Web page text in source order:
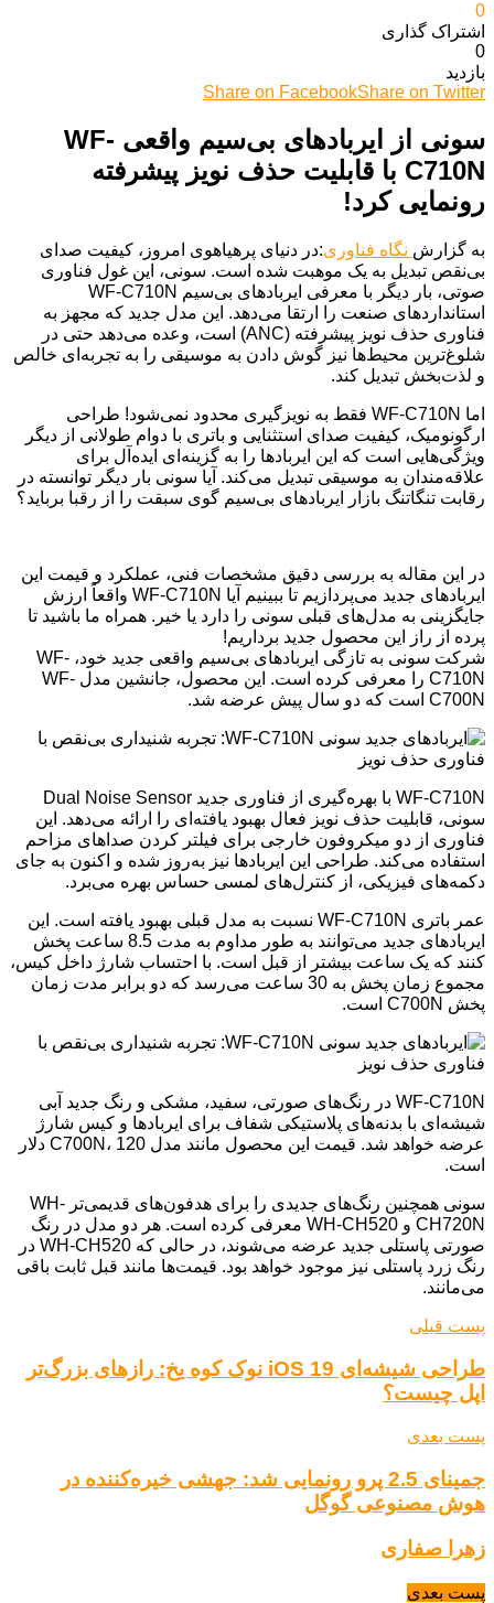
0
اشتراک گذاری‌
0
بازدید
Share on FacebookShare on Twitter
سونی از ایربادهای بی‌سیم واقعی WF-
C710N با قابلیت حذف نویز پیشرفته
رونمایی کرد!
به گزارش نگاه فناوری:در دنیای پرهیاهوی امروز، کیفیت صدای
بی‌نقص تبدیل به یک موهبت شده است. سونی، این غول فناوری
صوتی، بار دیگر با معرفی ایربادهای بی‌سیم WF-C710N
استانداردهای صنعت را ارتقا می‌دهد. این مدل جدید که مجهز به
فناوری حذف نویز پیشرفته (ANC) است، وعده می‌دهد حتی در
شلوغ‌ترین محیط‌ها نیز گوش دادن به موسیقی را به تجربه‌ای خالص
و لذت‌بخش تبدیل کند.
اما WF-C710N فقط به نویزگیری محدود نمی‌شود! طراحی
ارگونومیک، کیفیت صدای استثنایی و باتری با دوام طولانی از دیگر
ویژگی‌هایی است که این ایربادها را به گزینه‌ای ایده‌آل برای
علاقه‌مندان به موسیقی تبدیل می‌کند. آیا سونی بار دیگر توانسته در
رقابت تنگاتنگ بازار ایربادهای بی‌سیم گوی سبقت را از رقبا برباید؟
در این مقاله به بررسی دقیق مشخصات فنی، عملکرد و قیمت این
ایربادهای جدید می‌پردازیم تا ببینیم آیا WF-C710N واقعاً ارزش
جایگزینی به مدل‌های قبلی سونی را دارد یا خیر. همراه ما باشید تا
پرده از راز این محصول جدید برداریم!
شرکت سونی به تازگی ایربادهای بی‌سیم واقعی جدید خود، WF-
C710N را معرفی کرده است. این محصول، جانشین مدل WF-
C700N است که دو سال پیش عرضه شد.
WF-C710N با بهره‌گیری از فناوری جدید Dual Noise Sensor
سونی، قابلیت حذف نویز فعال بهبود یافته‌ای را ارائه می‌دهد. این
فناوری از دو میکروفون خارجی برای فیلتر کردن صداهای مزاحم
استفاده می‌کند. طراحی این ایربادها نیز به‌روز شده و اکنون به جای
دکمه‌های فیزیکی، از کنترل‌های لمسی حساس بهره می‌برد.
عمر باتری WF-C710N نسبت به مدل قبلی بهبود یافته است. این
ایربادهای جدید می‌توانند به طور مداوم به مدت 8.5 ساعت پخش
کنند که یک ساعت بیشتر از قبل است. با احتساب شارژ داخل کیس،
مجموع زمان پخش به 30 ساعت می‌رسد که دو برابر مدت زمان
پخش C700N است.
WF-C710N در رنگ‌های صورتی، سفید، مشکی و رنگ جدید آبی
شیشه‌ای با بدنه‌های پلاستیکی شفاف برای ایربادها و کیس شارژ
عرضه خواهد شد. قیمت این محصول مانند مدل C700N، 120 دلار
است.
سونی همچنین رنگ‌های جدیدی را برای هدفون‌های قدیمی‌تر WH-
CH720N و WH-CH520 معرفی کرده است. هر دو مدل در رنگ
صورتی پاستلی جدید عرضه می‌شوند، در حالی که WH-CH520 در
رنگ زرد پاستلی نیز موجود خواهد بود. قیمت‌ها مانند قبل ثابت باقی
می‌مانند.
پست قبلی
طراحی شیشه‌ای iOS 19 نوک کوه یخ: رازهای بزرگ‌تر
اپل چیست؟
پست بعدی
جمینای 2.5 پرو رونمایی شد: جهشی خیره‌کننده در
هوش مصنوعی گوگل
زهرا صفاری
پست بعدی